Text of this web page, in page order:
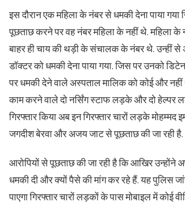
इस दौरान एक महिला के नंबर से धमकी देना पाया गया
पूछताछ करने पर वह नंबर महिला के नहीं थे. महिला
बाहर ही चाय की थड़ी के संचालक के नंबर थे. उन्हीं
डॉक्टर को धमकी देना पाया गया. जिस पर उनको
पर धमकी देने वाले अस्पताल मालिक को कोई और
काम करने वाले दो नर्सिंग स्टाफ लड़के और दो हेल्पर
गिरफ्तार किया अब इन गिरफ्तार चारों लड़के मोहम्मद
जगदीश बेरवा और अजय जाट से पूछताछ की जा रही है.
आरोपियों से पूछताछ की जा रही है कि आखिर उन्होंने
धमकी दी और क्यों पैसे की मांग कर रहे हैं. यह पुलिस
पाएगा गिरफ्तार चारों लड़कों के पास मोबाइल में कोई